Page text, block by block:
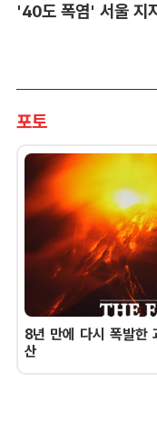
'40도 폭염' 서울 지
포토
8년 만에 다시 폭발한
산